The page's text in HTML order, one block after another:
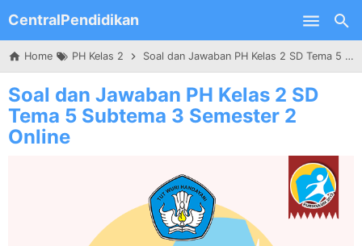
Skip to main content
CentralPendidikan
Home PH Kelas 2 Soal dan Jawaban PH Kelas 2 SD Tema 5 Subtema 3 Semester 2 Online
Soal dan Jawaban PH Kelas 2 SD
Tema 5 Subtema 3 Semester 2
Online